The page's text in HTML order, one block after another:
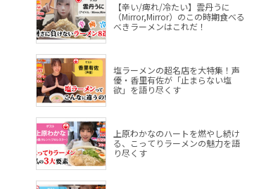
【辛い/痺れ/冷たい】雲丹うに
（Mirror,Mirror）のこの時期食べる
べきラーメンはこれだ！
塩ラーメンの超名店を大特集！声
優・香里有佐が「止まらない塩
欲」を語り尽くす
上原わかなのハートを燃やし続け
る、こってりラーメンの魅力を語
り尽くす